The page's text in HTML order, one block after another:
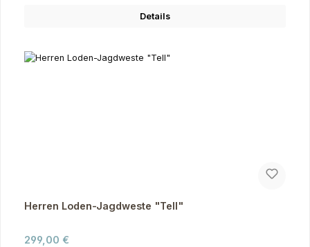
Details
Herren Loden-Jagdweste "Tell"
Regulärer Preis:
299,00 €